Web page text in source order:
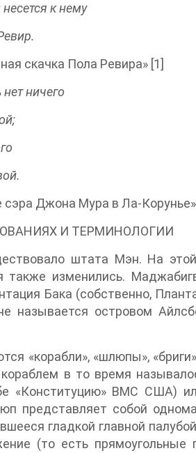
к нему
скачка Пола Ревира» [1]
ничего
сэра Джона Мура в Ла-Корунье»
И ТЕРМИНОЛОГИИ
штата Мэн. На этой
также изменились.
Бака (собственно,
называется островом
«корабли», «шлюпы»,
кораблем в то время
«Конституцию» ВМС США)
представляет собой
гладкой главной
(то есть